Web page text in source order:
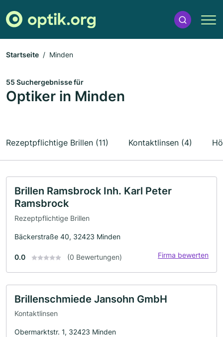
Startseite Minden
55 Suchergebnisse für
Optiker in Minden
Rezeptpflichtige Brillen (11) Kontaktlinsen (4)
Brillen Ramsbrock Inh. Karl Peter
Ramsbrock
Rezeptpflichtige Brillen
Bäckerstraße 40, 32423 Minden
0.0 (0 Bewertungen) Firma bewerten
Brillenschmiede Jansohn GmbH
Kontaktlinsen
Obermarktstr. 1, 32423 Minden